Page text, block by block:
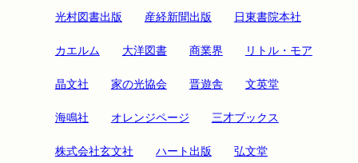
光村図書出版 産経新聞出版 日東書院本社
カエルム 大洋図書 商業界 リトル・モア
晶文社 家の光協会 晋遊舎 文英堂
海鳴社 オレンジページ 三才ブックス
株式会社玄文社 ハート出版 弘文堂